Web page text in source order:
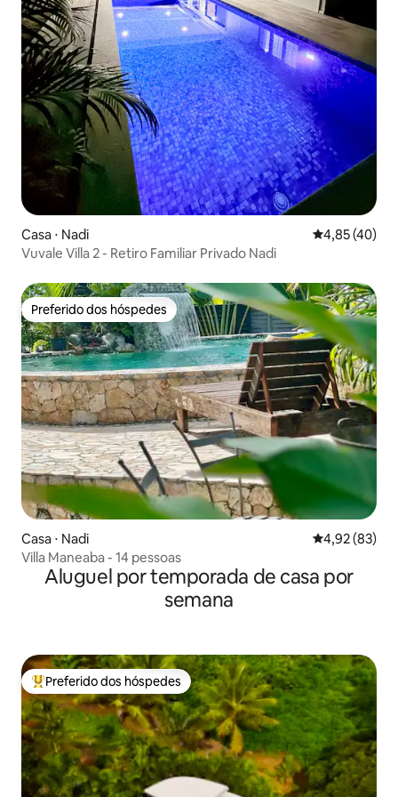
Casa ⋅ Nadi 4,85 de uma
4,85 (40)
Vuvale Villa 2 - Retiro Familiar Privado Nadi
Preferido dos hóspedes
Preferido dos hóspedes
Casa ⋅ Nadi 4,92 de uma
4,92 (83)
Villa Maneaba - 14 pessoas
Aluguel por temporada de casa por
semana
Entre os melhores preferidos dos hóspedes
Preferido dos hóspedes